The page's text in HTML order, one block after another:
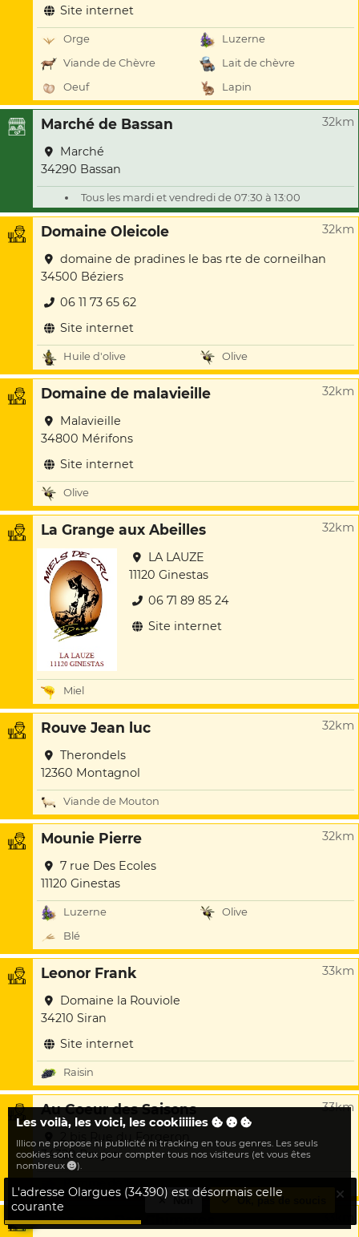
Site internet
Orge
Luzerne
Viande de Chèvre
Lait de chèvre
Oeuf
Lapin
Marché de Bassan 32km
Marché
34290 Bassan
Tous les mardi et vendredi de 07:30 à 13:00
Domaine Oleicole 32km
domaine de pradines le bas rte de corneilhan
34500 Béziers
06 11 73 65 62
Site internet
Huile d'olive Olive
Domaine de malavieille 32km
Malavieille
34800 Mérifons
Site internet
Olive
La Grange aux Abeilles 32km
LA LAUZE
11120 Ginestas
06 71 89 85 24
Site internet
Miel
Rouve Jean luc 32km
Therondels
12360 Montagnol
Viande de Mouton
Mounie Pierre 32km
7 rue Des Ecoles
11120 Ginestas
Luzerne
Olive
Blé
Leonor Frank 33km
Domaine la Rouviole
34210 Siran
Site internet
Raisin
Au Coeur des Saisons 33km
2 bis Rue du Forgeron
34320 Roujan
Scea mas Des Chimeres
L'adresse Olargues (34390) est désormais celle
courante
Les voilà, les voici, les cookiiiiies
Illico ne propose ni publicité ni tracking en tous genres. Les seuls
cookies sont ceux pour compter tous nos visiteurs (et vous êtes
nombreux
).
Non Ok, pas de soucis